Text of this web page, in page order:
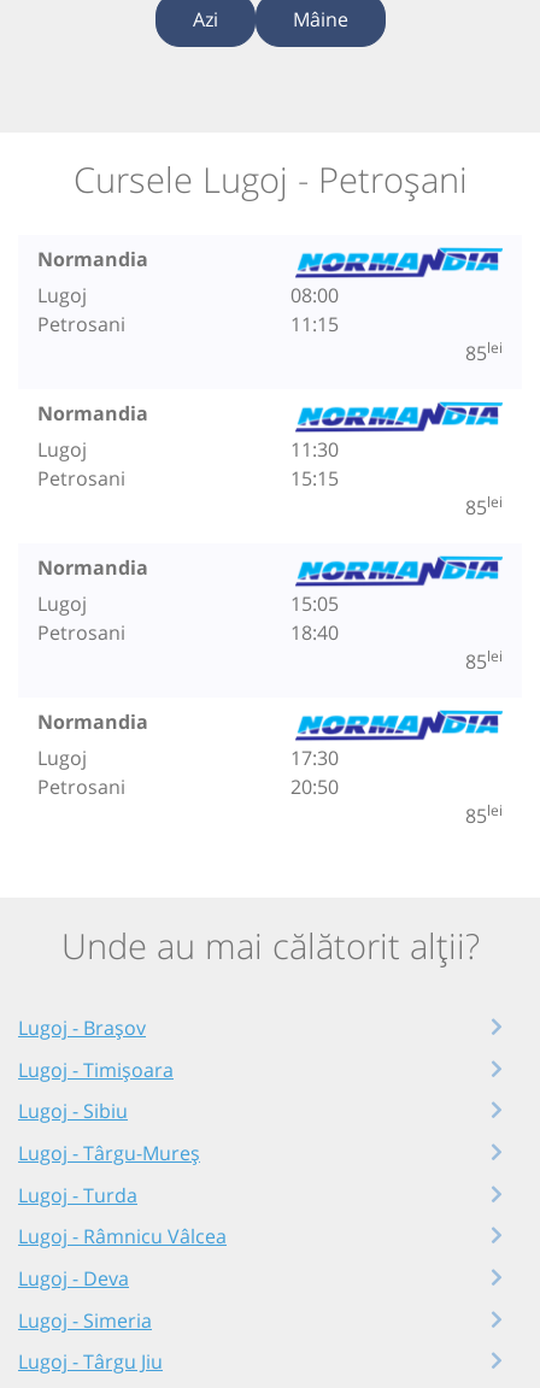
Azi Mâine
Cursele Lugoj - Petroșani
Normandia
Lugoj
Petrosani
08:00
11:15
85lei
Normandia
Lugoj
Petrosani
11:30
15:15
85lei
Normandia
Lugoj
Petrosani
15:05
18:40
85lei
Normandia
Lugoj
Petrosani
17:30
20:50
85lei
Unde au mai călătorit alții?
Lugoj - Brașov
Lugoj - Timișoara
Lugoj - Sibiu
Lugoj - Târgu-Mureș
Lugoj - Turda
Lugoj - Râmnicu Vâlcea
Lugoj - Deva
Lugoj - Simeria
Lugoj - Târgu Jiu